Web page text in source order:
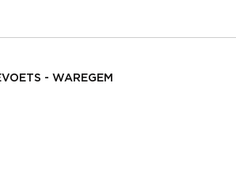
- WAREGEM